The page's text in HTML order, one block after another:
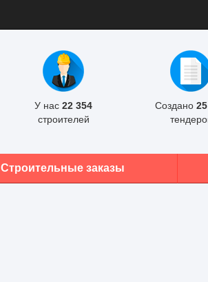
У нас 22 354
строителей
Создано
Строительные заказы